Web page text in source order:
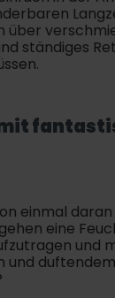
über
ständiges
einmal
eine
und
und